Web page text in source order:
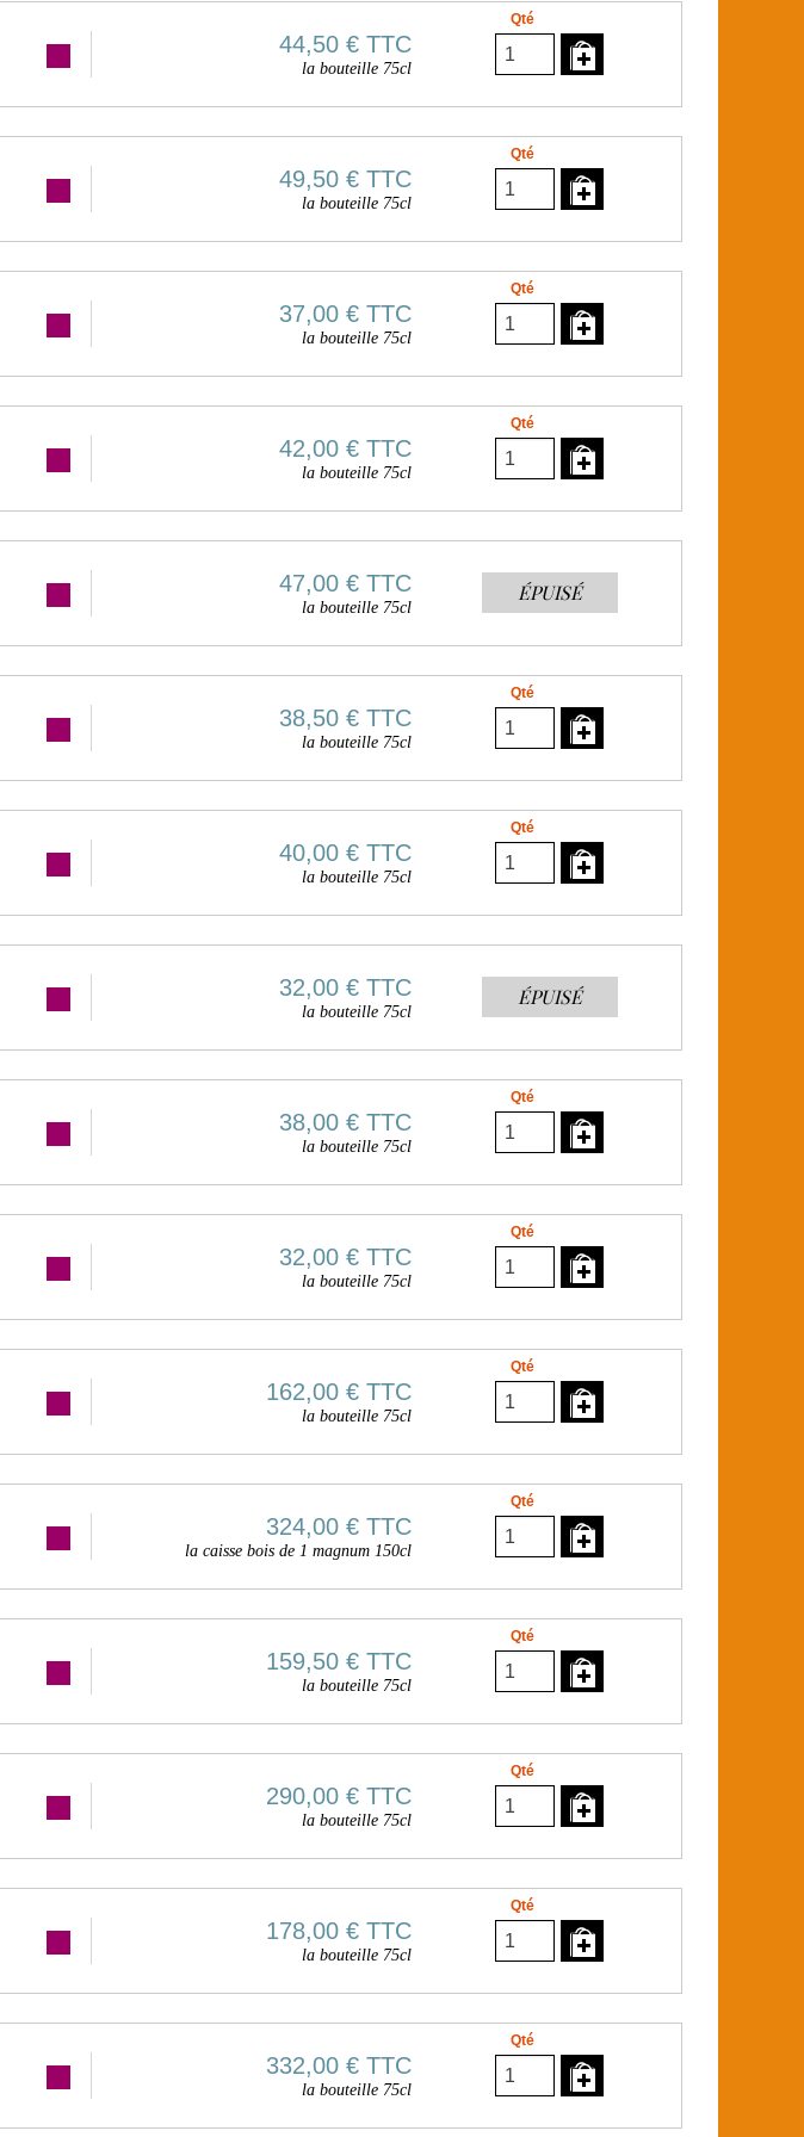
44,50 € TTC
la bouteille 75cl
Qté
49,50 € TTC
la bouteille 75cl
Qté
37,00 € TTC
la bouteille 75cl
Qté
42,00 € TTC
la bouteille 75cl
Qté
47,00 € TTC
la bouteille 75cl
ÉPUISÉ
38,50 € TTC
la bouteille 75cl
Qté
40,00 € TTC
la bouteille 75cl
Qté
32,00 € TTC
la bouteille 75cl
ÉPUISÉ
38,00 € TTC
la bouteille 75cl
Qté
32,00 € TTC
la bouteille 75cl
Qté
162,00 € TTC
la bouteille 75cl
Qté
324,00 € TTC
la caisse bois de 1 magnum 150cl
Qté
159,50 € TTC
la bouteille 75cl
Qté
290,00 € TTC
la bouteille 75cl
Qté
178,00 € TTC
la bouteille 75cl
Qté
332,00 € TTC
la bouteille 75cl
Qté